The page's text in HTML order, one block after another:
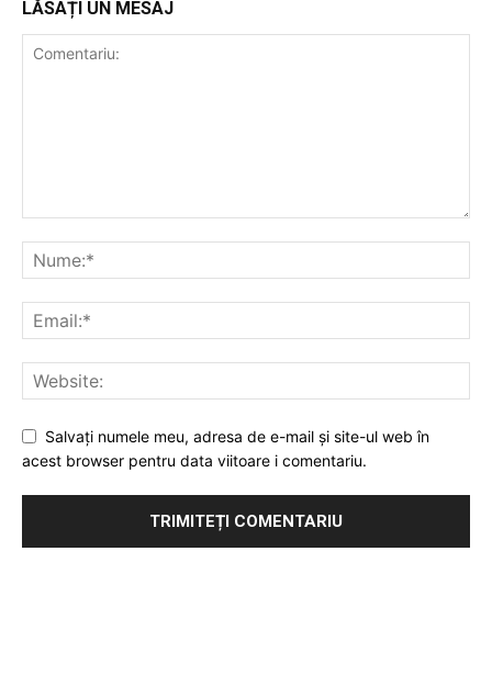
LĂSAȚI UN MESAJ
Salvați numele meu, adresa de e-mail și site-ul web în
acest browser pentru data viitoare i comentariu.